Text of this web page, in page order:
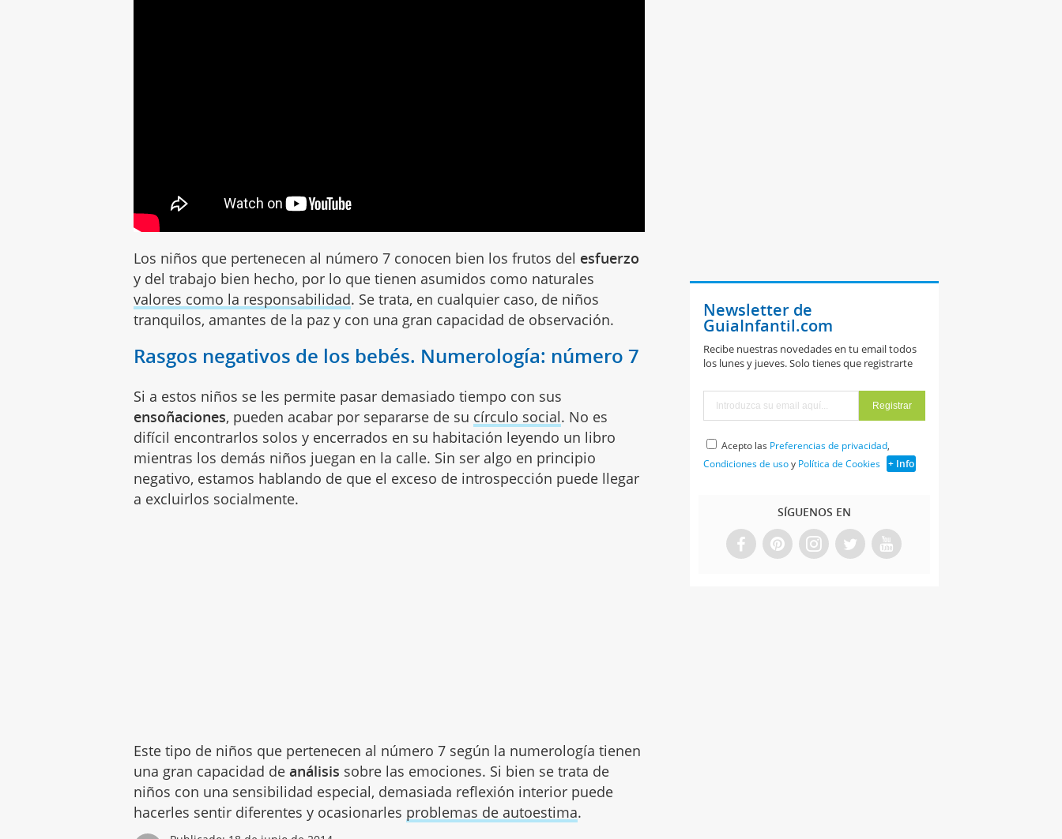
Los niños que pertenecen al número 7 conocen bien los frutos del esfuerzo
y del trabajo bien hecho, por lo que tienen asumidos como naturales
valores como la responsabilidad. Se trata, en cualquier caso, de niños
tranquilos, amantes de la paz y con una gran capacidad de observación.
Rasgos negativos de los bebés. Numerología: número 7
Si a estos niños se les permite pasar demasiado tiempo con sus
ensoñaciones, pueden acabar por separarse de su círculo social. No es
difícil encontrarlos solos y encerrados en su habitación leyendo un libro
mientras los demás niños juegan en la calle. Sin ser algo en principio
negativo, estamos hablando de que el exceso de introspección puede llegar
a excluirlos socialmente.
Este tipo de niños que pertenecen al número 7 según la numerología tienen
una gran capacidad de análisis sobre las emociones. Si bien se trata de
niños con una sensibilidad especial, demasiada reflexión interior puede
hacerles sentir diferentes y ocasionarles problemas de autoestima.
Newsletter de
GuiaInfantil.com
Recibe nuestras novedades en tu email todos
los lunes y jueves. Solo tienes que registrarte
Acepto las Preferencias de privacidad,
Condiciones de usoy Política de Cookies + Info
SÍGUENOS EN